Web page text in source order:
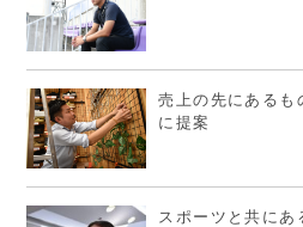
売上の先にあるも
に提案
スポーツと共にあ